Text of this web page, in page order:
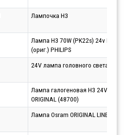
Лампочка H3
Лампа H3 70W (PK22s) 24v
(ориг.) PHILIPS
24V лампа головного света H3
Лампа галогеновая H3 24V 70W
ORIGINAL (48700)
Лампа Osram ORIGINAL LINE